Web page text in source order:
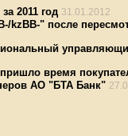
2011 год 31.01.2012
" после
время
АО "БТА Банк"